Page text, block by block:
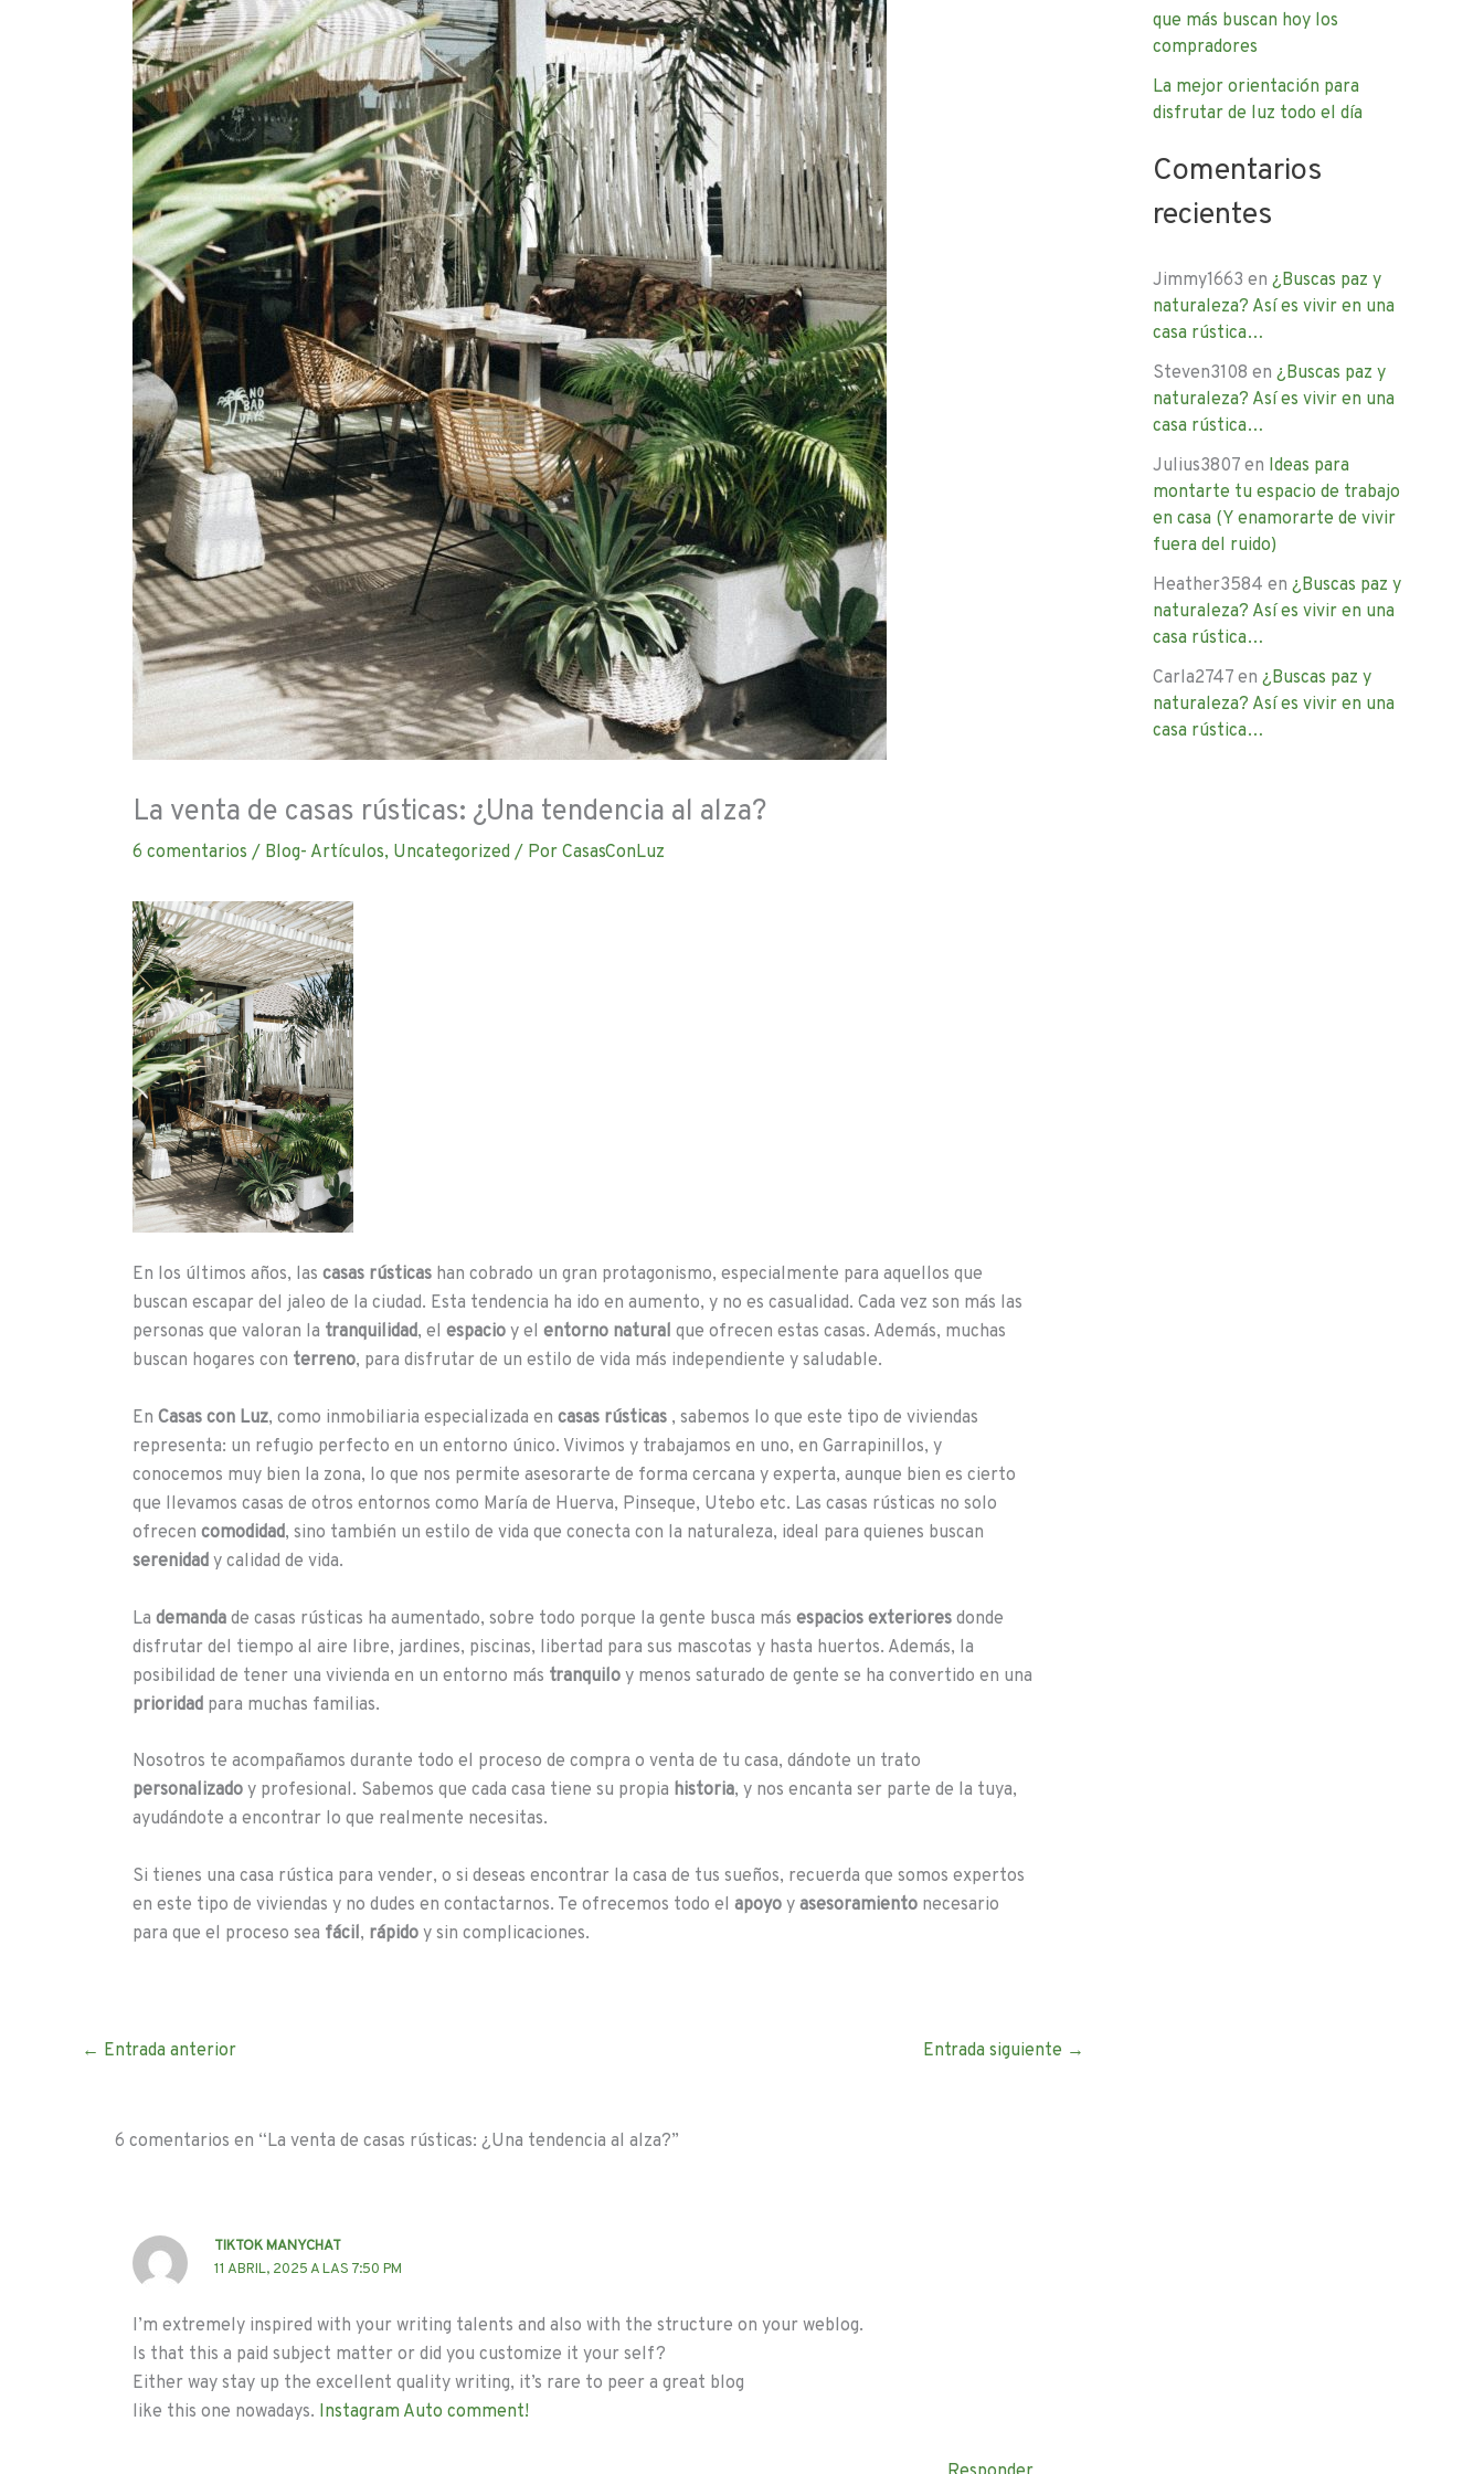
La venta de casas rústicas: ¿Una tendencia al alza?
6 comentarios / Blog- Artículos, Uncategorized / Por CasasConLuz
En los últimos años, las casas rústicas han cobrado un gran protagonismo, especialmente para aquellos que
buscan escapar del jaleo de la ciudad. Esta tendencia ha ido en aumento, y no es casualidad. Cada vez son más las
personas que valoran la tranquilidad, el espacio y el entorno natural que ofrecen estas casas. Además, muchas
buscan hogares con terreno, para disfrutar de un estilo de vida más independiente y saludable.
En Casas con Luz, como inmobiliaria especializada en casas rústicas , sabemos lo que este tipo de viviendas
representa: un refugio perfecto en un entorno único. Vivimos y trabajamos en uno, en Garrapinillos, y
conocemos muy bien la zona, lo que nos permite asesorarte de forma cercana y experta, aunque bien es cierto
que llevamos casas de otros entornos como María de Huerva, Pinseque, Utebo etc. Las casas rústicas no solo
ofrecen comodidad, sino también un estilo de vida que conecta con la naturaleza, ideal para quienes buscan
serenidad y calidad de vida.
La demanda de casas rústicas ha aumentado, sobre todo porque la gente busca más espacios exteriores donde
disfrutar del tiempo al aire libre, jardines, piscinas, libertad para sus mascotas y hasta huertos. Además, la
posibilidad de tener una vivienda en un entorno más tranquilo y menos saturado de gente se ha convertido en una
prioridad para muchas familias.
Nosotros te acompañamos durante todo el proceso de compra o venta de tu casa, dándote un trato
personalizado y profesional. Sabemos que cada casa tiene su propia historia, y nos encanta ser parte de la tuya,
ayudándote a encontrar lo que realmente necesitas.
Si tienes una casa rústica para vender, o si deseas encontrar la casa de tus sueños, recuerda que somos expertos
en este tipo de viviendas y no dudes en contactarnos. Te ofrecemos todo el apoyo y asesoramiento necesario
para que el proceso sea fácil, rápido y sin complicaciones.
← Entrada anterior Entrada siguiente →
6 comentarios en “La venta de casas rústicas: ¿Una tendencia al alza?”
TIKTOK MANYCHAT
11 ABRIL, 2025 A LAS 7:50 PM
I’m extremely inspired with your writing talents and also with the structure on your weblog.
Is that this a paid subject matter or did you customize it your self?
Either way stay up the excellent quality writing, it’s rare to peer a great blog
like this one nowadays. Instagram Auto comment!
que más buscan hoy los
compradores
La mejor orientación para
disfrutar de luz todo el día
Comentarios
recientes
Jimmy1663 en ¿Buscas paz y
naturaleza? Así es vivir en una
casa rústica…
Steven3108 en ¿Buscas paz y
naturaleza? Así es vivir en una
casa rústica…
Julius3807 en Ideas para
montarte tu espacio de trabajo
en casa (Y enamorarte de vivir
fuera del ruido)
Heather3584 en ¿Buscas paz y
naturaleza? Así es vivir en una
casa rústica…
Carla2747 en ¿Buscas paz y
naturaleza? Así es vivir en una
casa rústica…